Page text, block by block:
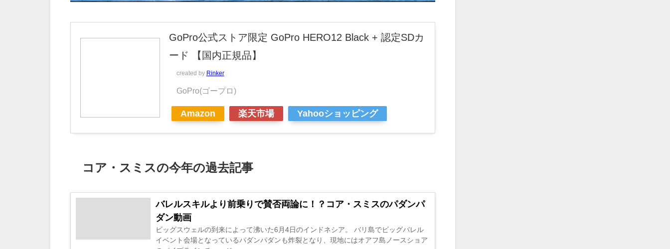
GoPro公式ストア限定 GoPro HERO12 Black + 認定SDカ
ード 【国内正規品】
created by Rinker
GoPro(ゴープロ)
Amazon 楽天市場 Yahooショッピング
コア・スミスの今年の過去記事
バレルスキルより前乗りで賛否両論に！？コア・スミスのパダンパ
ダン動画
ビッグスウェルの到来によって沸いた6月4日のインドネシア。 バリ島でビッグバレル
イベント会場となっているパダンパダンも炸裂となり、現地にはオアフ島ノースショア